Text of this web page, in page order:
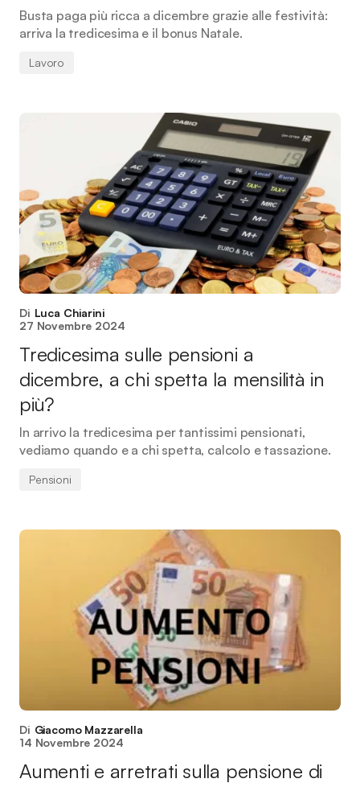
Busta paga più ricca a dicembre grazie alle festività:
arriva la tredicesima e il bonus Natale.
Lavoro
Di Luca Chiarini
27 Novembre 2024
Tredicesima sulle pensioni a
dicembre, a chi spetta la mensilità in
più?
In arrivo la tredicesima per tantissimi pensionati,
vediamo quando e a chi spetta, calcolo e tassazione.
Pensioni
Di Giacomo Mazzarella
14 Novembre 2024
Aumenti e arretrati sulla pensione di